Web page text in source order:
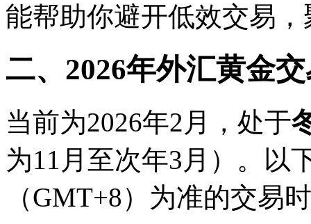
能帮助你避开低效交易
二、2026年外汇黄金
当前为2026年2月，处于
为11月至次年3月）。以
（GMT+8）为准的交易